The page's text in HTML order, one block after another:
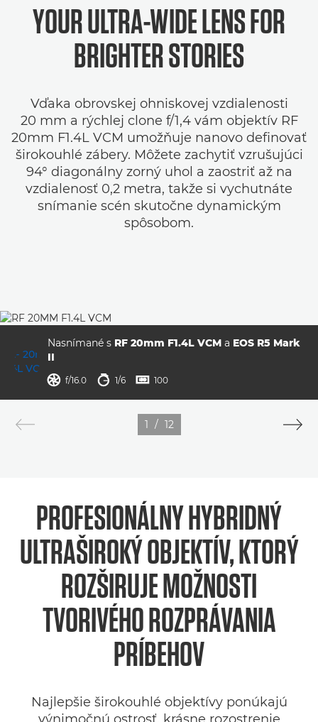
YOUR ULTRA-WIDE LENS FOR
BRIGHTER STORIES
Vďaka obrovskej ohniskovej vzdialenosti
20 mm a rýchlej clone f/1,4 vám objektív RF
20mm F1.4L VCM umožňuje nanovo definovať
širokouhlé zábery. Môžete zachytiť vzrušujúci
94° diagonálny zorný uhol a zaostriť až na
vzdialenosť 0,2 metra, takže si vychutnáte
snímanie scén skutočne dynamickým
spôsobom.
Nasnímané s RF 20mm F1.4L VCM a EOS R5 Mark
II
clona
 f/16.0 rýchlosť uzávierky
 1/6 ISO
 100
1 / 12
PROFESIONÁLNY HYBRIDNÝ
ULTRAŠIROKÝ OBJEKTÍV, KTORÝ
ROZŠIRUJE MOŽNOSTI
TVORIVÉHO ROZPRÁVANIA
PRÍBEHOV
Najlepšie širokouhlé objektívy ponúkajú